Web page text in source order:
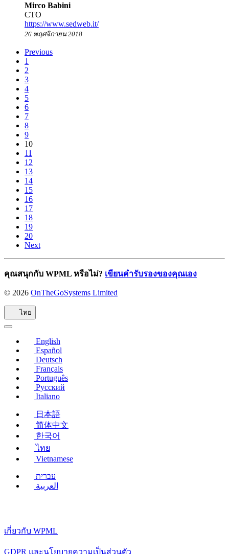
Mirco Babini
CTO
https://www.sedweb.it/
26 พฤศจิกายน 2018
Previous
1
2
3
4
5
6
7
8
9
10
11
12
13
14
15
16
17
18
19
20
Next
คุณสนุกกับ WPML หรือไม่? เขียนคำรับรองของคุณเอง
© 2026 OnTheGoSystems Limited(เปิด
ไทย
English
Español
Deutsch
Français
Português
Русский
Italiano
日本語
简体中文
한국어
ไทย
Vietnamese
עברית
العربية
เกี่ยวกับ WPML
GDPR และนโยบายความเป็นส่วนตัว